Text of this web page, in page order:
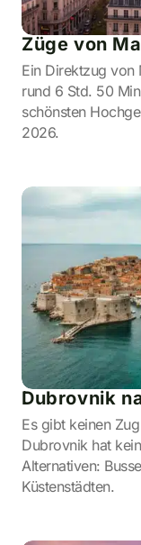
Züge von
Ein Direktzug von
rund 6 Std. 50
schönsten
2026.
Dubrovnik
Es gibt keinen
Dubrovnik hat
Alternativen:
Küstenstädten.